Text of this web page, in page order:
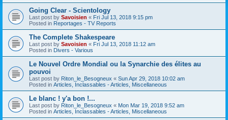
Going Clear - Scientology
Last post by Savoisien « Fri Jul 13, 2018 9:15 pm
Posted in Reportages - TV Reports
The Complete Shakespeare
Last post by Savoisien « Fri Jul 13, 2018 11:12 am
Posted in Divers - Various
Le Nouvel Ordre Mondial ou la Synarchie des élites au
pouvoi
Last post by Riton_le_Besogneux « Sun Apr 29, 2018 10:02 am
Posted in Articles, Inclassables - Articles, Miscellaneous
Le blanc ! y'a bon !...
Last post by Riton_le_Besogneux « Mon Mar 19, 2018 9:52 am
Posted in Articles, Inclassables - Articles, Miscellaneous